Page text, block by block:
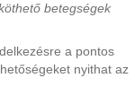
betegségek
a pontos
nyithat az